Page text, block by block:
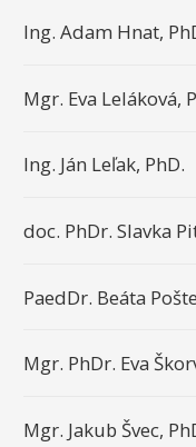
Ing. Adam Hnat,
Mgr. Eva Leláková,
Ing. Ján Leľak, PhD.
doc. PhDr. Slavka
PaedDr. Beáta
Mgr. PhDr. Eva
Mgr. Jakub Švec,